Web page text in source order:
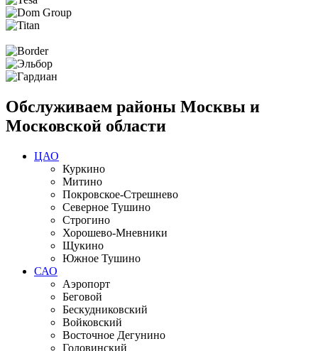
Обслуживаем районы Москвы и
Московской области
ЦАО
Куркино
Митино
Покровское-Стрешнево
Северное Тушино
Строгино
Хорошево-Мневники
Щукино
Южное Тушино
САО
Аэропорт
Беговой
Бескудниковский
Войковский
Восточное Дегунино
Головинский